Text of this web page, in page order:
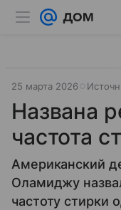
25 марта 2026
Названа
частота
Американский
Оламиджу
частоту стирки